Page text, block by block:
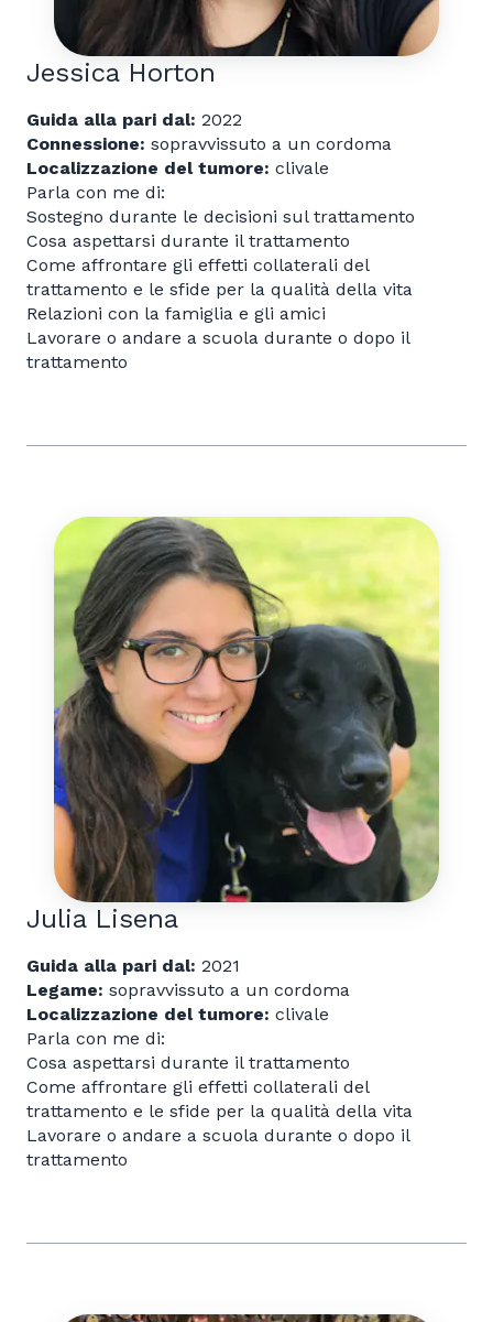
Jessica Horton
Guida alla pari dal: 2022
Connessione: sopravvissuto a un cordoma
Localizzazione del tumore: clivale
Parla con me di:
Sostegno durante le decisioni sul trattamento
Cosa aspettarsi durante il trattamento
Come affrontare gli effetti collaterali del
trattamento e le sfide per la qualità della vita
Relazioni con la famiglia e gli amici
Lavorare o andare a scuola durante o dopo il
trattamento
Julia Lisena
Guida alla pari dal: 2021
Legame: sopravvissuto a un cordoma
Localizzazione del tumore: clivale
Parla con me di:
Cosa aspettarsi durante il trattamento
Come affrontare gli effetti collaterali del
trattamento e le sfide per la qualità della vita
Lavorare o andare a scuola durante o dopo il
trattamento